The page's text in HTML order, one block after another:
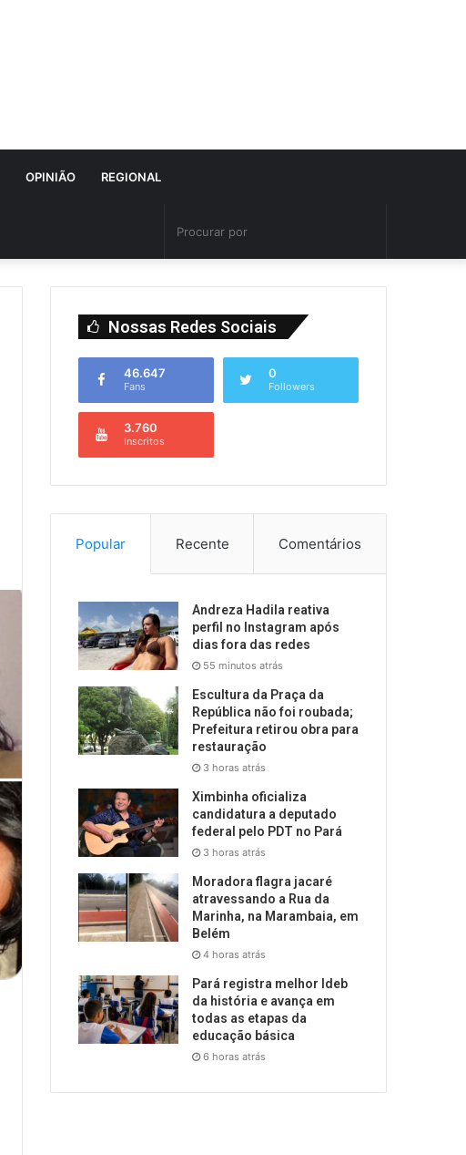
OPINIÃO REGIONAL
Nossas Redes Sociais
46.647
Fans
0
Followers
3.760
Inscritos
Popular Recente Comentários
Andreza Hadila reativa
perfil no Instagram após
dias fora das redes
55 minutos atrás
Escultura da Praça da
República não foi roubada;
Prefeitura retirou obra para
restauração
3 horas atrás
Ximbinha oficializa
candidatura a deputado
federal pelo PDT no Pará
3 horas atrás
Moradora flagra jacaré
atravessando a Rua da
Marinha, na Marambaia, em
Belém
4 horas atrás
Pará registra melhor Ideb
da história e avança em
todas as etapas da
educação básica
6 horas atrás